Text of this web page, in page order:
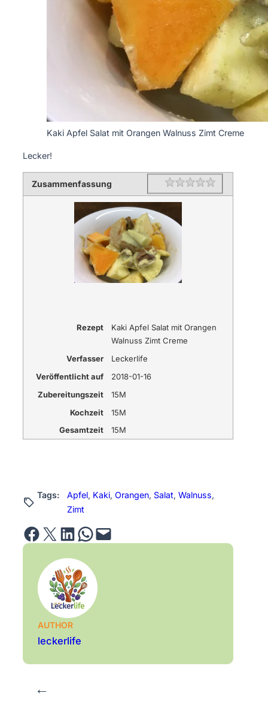
Kaki Apfel Salat mit Orangen Walnuss Zimt Creme
Lecker!
Zusammenfassung Rating 1 star
2 stars
3 stars
4 stars
5 stars
Rezept
Kaki Apfel Salat mit Orangen
Walnuss Zimt Creme
Verfasser
Leckerlife
Veröffentlicht auf
2018-01-16
Zubereitungszeit
15M
Kochzeit
15M
Gesamtzeit
15M
Tags: Apfel, Kaki, Orangen, Salat, Walnuss
Zimt
Share on Facebook Email this Page Share on LinkedIn Share on WhatsApp Email this Page
AUTHOR
leckerlife
←